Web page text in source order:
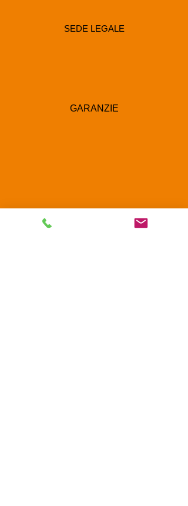
SEDE LEGALE
GARANZIE